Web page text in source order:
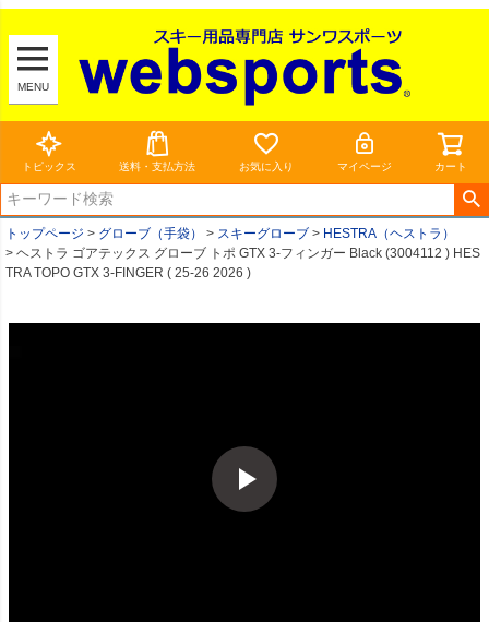
MENU
トピックス 送料・支払方法 お気に入り マイページ カート
トップページ グローブ（手袋） スキーグローブ
HESTRA（ヘストラ）
ヘストラ ゴアテックス グローブ トポ GTX 3-フィンガー Black (3004112 ) HES
TRA TOPO GTX 3-FINGER ( 25-26 2026 )